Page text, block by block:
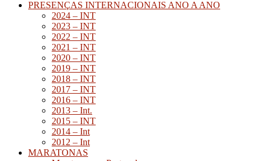
PRESENÇAS INTERNACIONAIS ANO A ANO
2024 – INT
2023 – INT
2022 – INT
2021 – INT
2020 – INT
2019 – INT
2018 – INT
2017 – INT
2016 – INT
2013 – Int.
2015 – INT
2014 – Int
2012 – Int
MARATONAS